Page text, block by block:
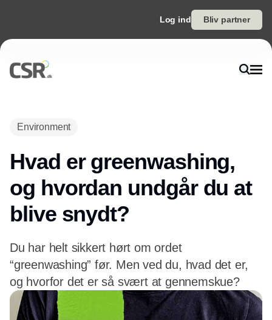
Log ind Bliv partner
Environment
Hvad er greenwashing,
og hvordan undgår du at
blive snydt?
Du har helt sikkert hørt om ordet
“greenwashing” før. Men ved du, hvad det er,
og hvorfor det er så svært at gennemskue?